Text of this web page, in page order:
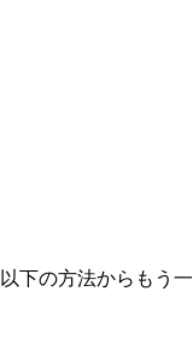
下の方法からもう一